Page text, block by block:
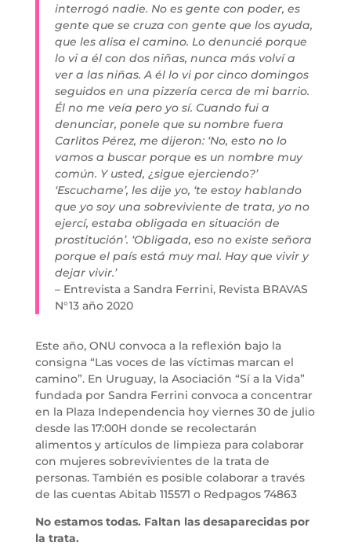
interrogó nadie. No es gente con poder, es
gente que se cruza con gente que los ayuda,
que les alisa el camino. Lo denuncié porque
lo vi a él con dos niñas, nunca más volví a
ver a las niñas. A él lo vi por cinco domingos
seguidos en una pizzería cerca de mi barrio.
Él no me veía pero yo sí. Cuando fui a
denunciar, ponele que su nombre fuera
Carlitos Pérez, me dijeron: ‘No, esto no lo
vamos a buscar porque es un nombre muy
común. Y usted, ¿sigue ejerciendo?’
‘Escuchame’, les dije yo, ‘te estoy hablando
que yo soy una sobreviviente de trata, yo no
ejercí, estaba obligada en situación de
prostitución’. ‘Obligada, eso no existe señora
porque el país está muy mal. Hay que vivir y
dejar vivir.’
– Entrevista a Sandra Ferrini, Revista BRAVAS
N°13 año 2020
Este año, ONU convoca a la reflexión bajo la
consigna “Las voces de las víctimas marcan el
camino”. En Uruguay, la Asociación “Sí a la Vida”
fundada por Sandra Ferrini convoca a concentrar
en la Plaza Independencia hoy viernes 30 de julio
desde las 17:00H donde se recolectarán
alimentos y artículos de limpieza para colaborar
con mujeres sobrevivientes de la trata de
personas. También es posible colaborar a través
de las cuentas Abitab 115571 o Redpagos 74863
No estamos todas. Faltan las desaparecidas por
la trata.